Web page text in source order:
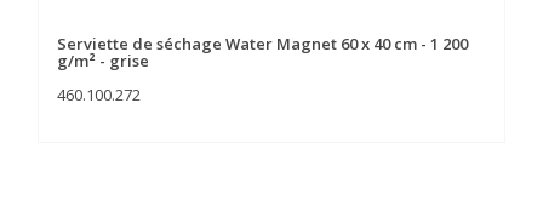
Serviette de séchage Water Magnet 60 x 40 cm - 1 200
g/m² - grise
460.100.272